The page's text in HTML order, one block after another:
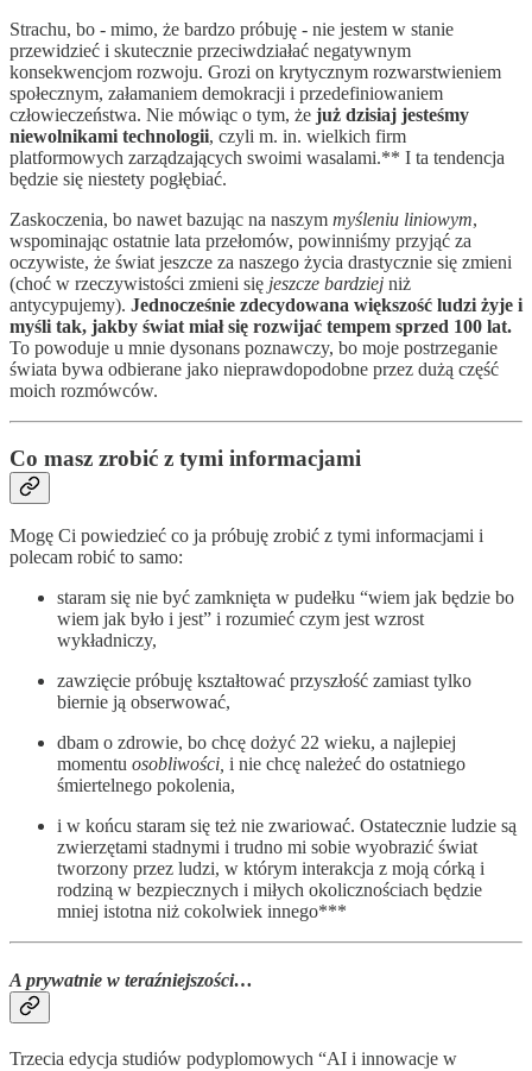
Strachu, bo - mimo, że bardzo próbuję - nie jestem w stanie
przewidzieć i skutecznie przeciwdziałać negatywnym
konsekwencjom rozwoju. Grozi on krytycznym rozwarstwieniem
społecznym, załamaniem demokracji i przedefiniowaniem
człowieczeństwa. Nie mówiąc o tym, że już dzisiaj jesteśmy
niewolnikami technologii, czyli m. in. wielkich firm
platformowych zarządzających swoimi wasalami.** I ta tendencja
będzie się niestety pogłębiać.
Zaskoczenia, bo nawet bazując na naszym myśleniu liniowym,
wspominając ostatnie lata przełomów, powinniśmy przyjąć za
oczywiste, że świat jeszcze za naszego życia drastycznie się zmieni
(choć w rzeczywistości zmieni się jeszcze bardziej niż
antycypujemy). Jednocześnie zdecydowana większość ludzi żyje i
myśli tak, jakby świat miał się rozwijać tempem sprzed 100 lat.
To powoduje u mnie dysonans poznawczy, bo moje postrzeganie
świata bywa odbierane jako nieprawdopodobne przez dużą część
moich rozmówców.
Co masz zrobić z tymi informacjami
Mogę Ci powiedzieć co ja próbuję zrobić z tymi informacjami i
polecam robić to samo:
staram się nie być zamknięta w pudełku “wiem jak będzie bo
wiem jak było i jest” i rozumieć czym jest wzrost
wykładniczy,
zawzięcie próbuję kształtować przyszłość zamiast tylko
biernie ją obserwować,
dbam o zdrowie, bo chcę dożyć 22 wieku, a najlepiej
momentu osobliwości, i nie chcę należeć do ostatniego
śmiertelnego pokolenia,
i w końcu staram się też nie zwariować. Ostatecznie ludzie są
zwierzętami stadnymi i trudno mi sobie wyobrazić świat
tworzony przez ludzi, w którym interakcja z moją córką i
rodziną w bezpiecznych i miłych okolicznościach będzie
mniej istotna niż cokolwiek innego***
A prywatnie w teraźniejszości…
Trzecia edycja studiów podyplomowych “AI i innowacje w